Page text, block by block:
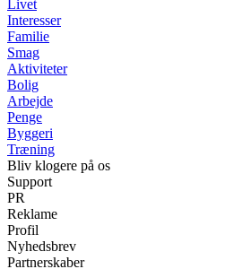
Livet
Interesser
Familie
Smag
Aktiviteter
Bolig
Arbejde
Penge
Byggeri
Træning
Bliv klogere på os
Support
PR
Reklame
Profil
Nyhedsbrev
Partnerskaber